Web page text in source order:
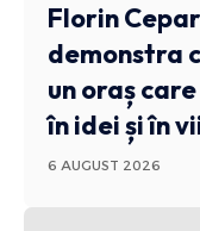
Florin
demonstra
un oraș
în idei și în
6 AUGUST 2026